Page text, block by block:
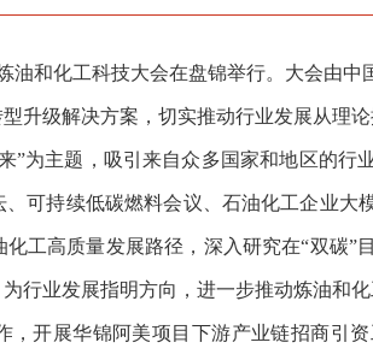
和化工科技大会在盘锦举行。大会由中
升级解决方案，切实推动行业发展从理论
主题，吸引来自众多国家和地区的行
可持续低碳燃料会议、石油化工企业
工高质量发展路径，深入研究在“双碳
行业发展指明方向，进一步推动炼油和化
开展华锦阿美项目下游产业链招商引